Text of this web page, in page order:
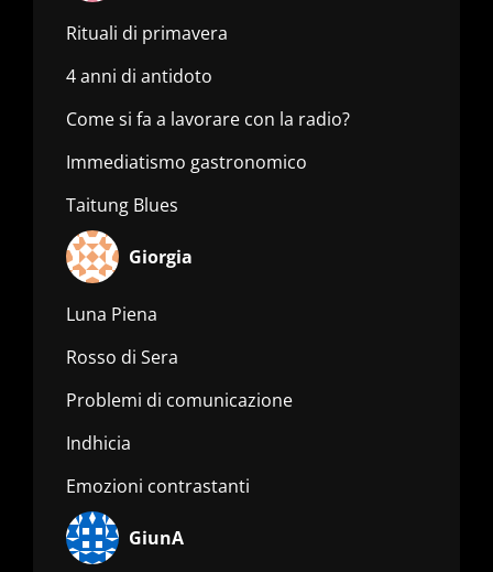
Rituali di primavera
4 anni di antidoto
Come si fa a lavorare con la radio?
Immediatismo gastronomico
Taitung Blues
Giorgia
Luna Piena
Rosso di Sera
Problemi di comunicazione
Indhicia
Emozioni contrastanti
GiunA